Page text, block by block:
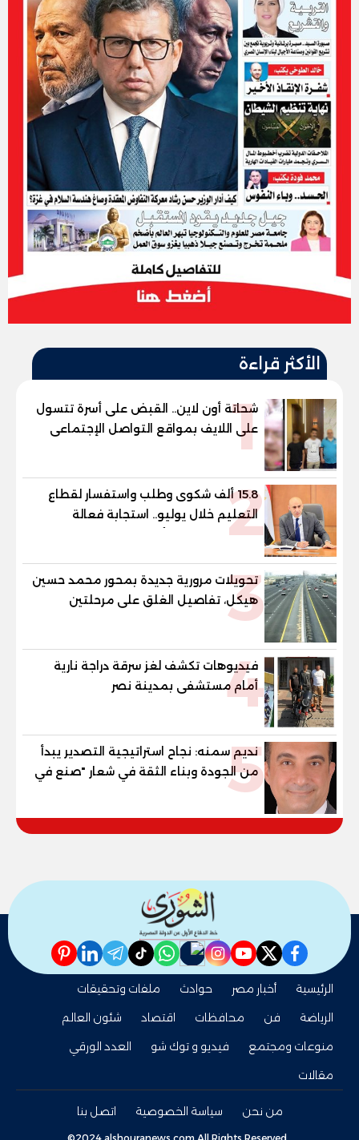
الأكثر قراءة
1
شحاتة أون لاين.. القبض على أسرة تتسول
على اللايف بمواقع التواصل الإجتماعى
215.8 ألف شكوى وطلب واستفسار لقطاع
التعليم خلال يوليو.. استجابة فعالة
لشكاوى الطلاب وأولياء الأمور
3
تحويلات مرورية جديدة بمحور محمد حسين
هيكل، تفاصيل الغلق على مرحلتين
4
فيديوهات تكشف لغز سرقة دراجة نارية
أمام مستشفى بمدينة نصر
5
نديم سمنه: نجاح استراتيجية التصدير يبدأ
من الجودة وبناء الثقة في شعار "صنع في
مصر"
facebook
twitter
youtube
instagram
nabd
whatsapp
tiktok
telegram
linkedin
pinterest
الرئيسية أخبار مصر حوادث
ملفات وتحقيقات
الرياضة
فن محافظات اقتصاد
شئون العالم
منوعات ومجتمع
فيديو و توك شو
العدد الورقي
مقالات
من نحن سياسة الخصوصية اتصل بنا